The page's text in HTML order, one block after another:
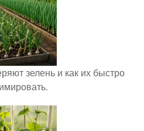
зелень и как их быстро